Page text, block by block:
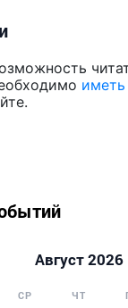
Август 2026
СР ЧТ